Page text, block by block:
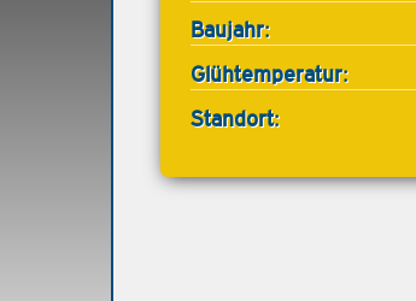
Baujahr:
Glühtemperatur:
Standort: